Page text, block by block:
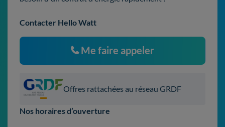
Contacter Hello Watt
Me faire appeler
Offres rattachées au réseau GRDF
Nos horaires d’ouverture